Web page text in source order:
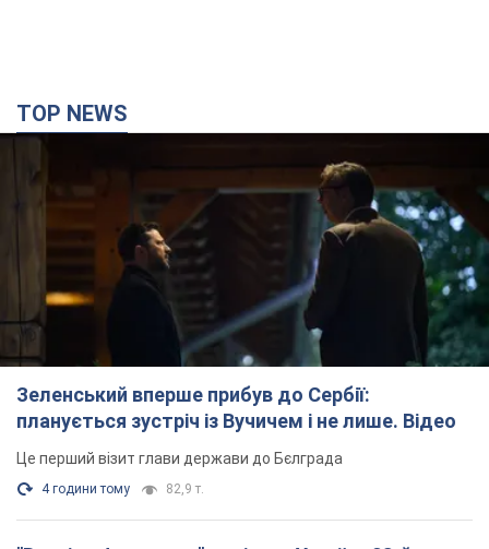
TOP NEWS
Зеленський вперше прибув до Сербії:
планується зустріч із Вучичем і не лише. Відео
Це перший візит глави держави до Бєлграда
4 години тому 82,9 т.